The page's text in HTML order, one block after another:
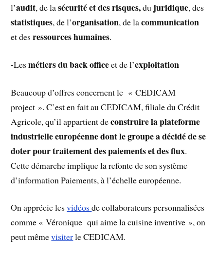
l’audit, de lasécurité et des risques,du juridique, des
statistiques, de l’organisation, de lacommunication
et desressources humaines.
-Lesmétiers du back officeet de l’exploitation
Beaucoup d’offres concernent le « CEDICAM
project ». C’est en fait au CEDICAM, filiale du Crédit
Agricole, qu’il appartient deconstruire la plateforme
industrielle européenne dont le groupe a décidé de se
doter pour traitement des paiements et des flux.
Cette démarche implique la refonte de son système
d’information Paiements, à l’échelle européenne.
On apprécie lesvidéosde collaborateurs personnalisées
comme « Véronique qui aime la cuisine inventive », on
peut mêmevisiterle CEDICAM.